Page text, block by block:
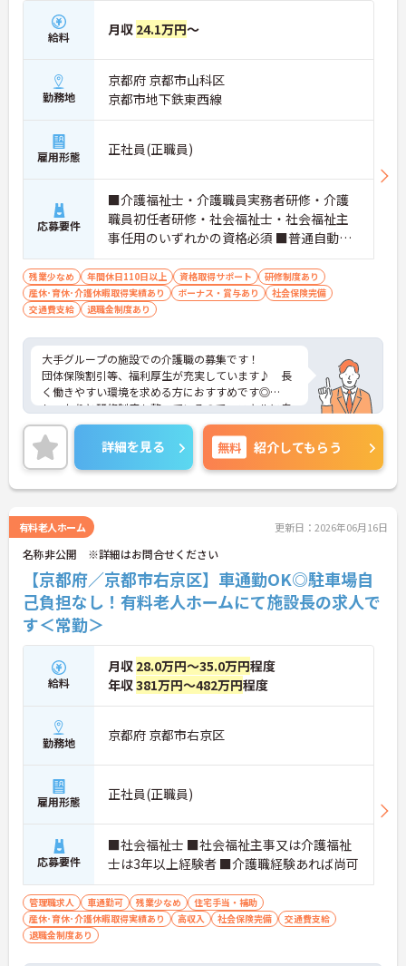
給料 月収 24.1万円～
勤務地
京都府 京都市山科区
京都市地下鉄東西線
雇用形態 正社員(正職員)
応募要件
■介護福祉士・介護職員実務者研修・介護
職員初任者研修・社会福祉士・社会福祉主
事任用のいずれかの資格必須 ■普通自動車
免許（AT限定可）必須
残業少なめ 年間休日110日以上 資格取得サポート
研修制度あり
産休･育休･介護休暇取得実績あり
ボーナス・賞与あり
社会保険完備
交通費支給
退職金制度あり
大手グループの施設での介護職の募集です！
団体保険割引等、福利厚生が充実しています♪ 長
く働きやすい環境を求める方におすすめです◎
しっかりと研修制度も整っているので、スキルに自
信がない方でもご安心ください☆
ご興味のある方には、面接対策ポイントなど、さら
に詳細をお話しいたしますのでお気軽にご相談くだ
さい！
詳細を見る 無料 紹介してもらう
有料老人ホーム 更新日：2026年06月16日
名称非公開 ※詳細はお問合せください
【京都府／京都市右京区】車通勤OK◎駐車場自
己負担なし！有料老人ホームにて施設長の求人で
す＜常勤＞
給料
月収 28.0万円～35.0万円程度
年収381万円～482万円程度
勤務地 京都府 京都市右京区
雇用形態 正社員(正職員)
応募要件
■社会福祉士 ■社会福祉主事又は介護福祉
士は3年以上経験者 ■介護職経験あれば尚可
管理職求人 車通勤可 残業少なめ
住宅手当・補助
産休･育休･介護休暇取得実績あり
高収入 社会保険完備
交通費支給
退職金制度あり